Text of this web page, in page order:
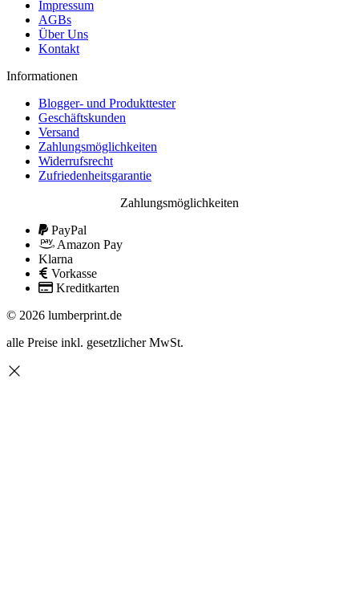
Impressum
AGBs
Über Uns
Kontakt
Informationen
Blogger- und Produkttester
Geschäftskunden
Versand
Zahlungsmöglichkeiten
Widerrufsrecht
Zufriedenheitsgarantie
Zahlungsmöglichkeiten
PayPal
Amazon Pay
Klarna
Vorkasse
Kreditkarten
© 2026 lumberprint.de
alle Preise inkl. gesetzlicher MwSt.